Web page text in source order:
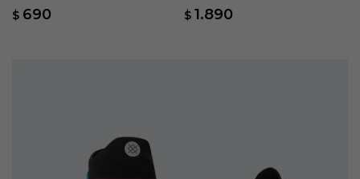
$ 690 $ 1.890